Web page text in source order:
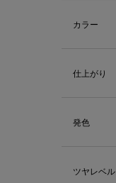
カラー
仕上がり
発色
ツヤレベル